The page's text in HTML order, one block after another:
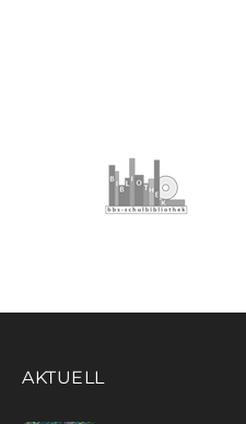
AKTUELL